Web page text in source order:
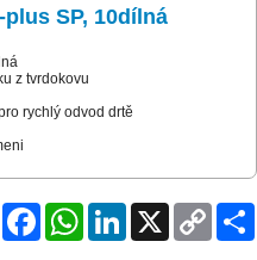
SP, 10dílná
z tvrdokovu
rychlý odvod drtě
FacebookWhatsAppLinkedInX
Copy
Link